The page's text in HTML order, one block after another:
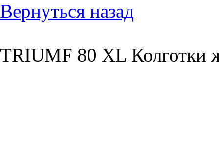
Вернуться назад
TRIUMF 80 XL Колготки